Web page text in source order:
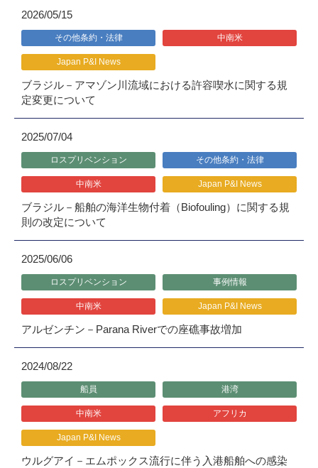
2026/05/15
その他条約・法律 中南米
Japan P&I News
ブラジル－アマゾン川流域における許容喫水に関する規
定変更について
2025/07/04
ロスプリベンション その他条約・法律
中南米 Japan P&I News
ブラジル－船舶の海洋生物付着（Biofouling）に関する規
則の改定について
2025/06/06
ロスプリベンション 事例情報
中南米 Japan P&I News
アルゼンチン－Parana Riverでの座礁事故増加
2024/08/22
船員 港湾
中南米 アフリカ
Japan P&I News
ウルグアイ－エムポックス流行に伴う入港船舶への感染